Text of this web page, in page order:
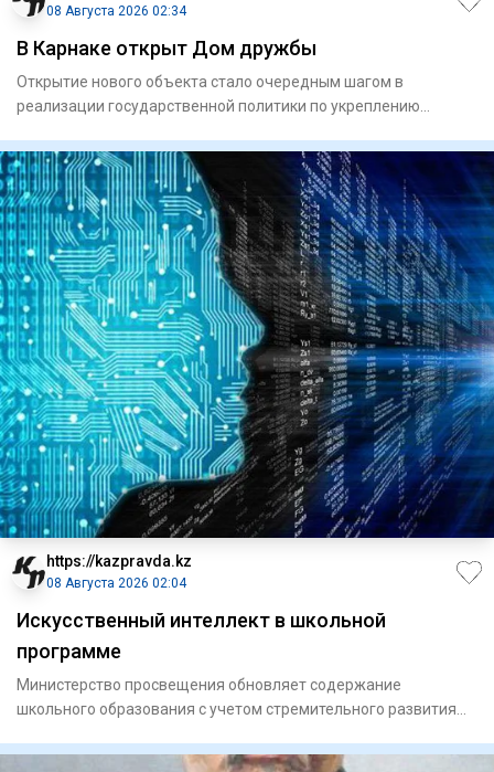
08 Августа 2026 02:34
В Карнаке открыт Дом дружбы
Открытие нового объекта стало очередным шагом в
реализации государственной политики по укреп­лению
https://kazpravda.kz
08 Августа 2026 02:04
Искусственный интеллект в школьной
программе
Министерство просвещения обновляет содержание
школьного образования с учетом стремительного развития